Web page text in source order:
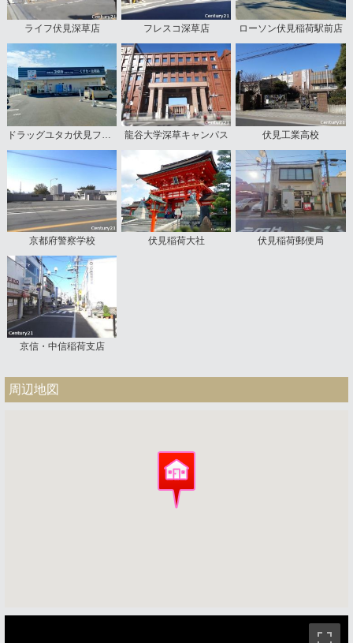
ライフ伏見深草店 フレスコ深草店 ローソン伏見稲荷駅前店
龍谷大学深草キャンパス 伏見工業高校
京都府警察学校 伏見稲荷大社 伏見稲荷郵便局
京信・中信稲荷支店
周辺地図